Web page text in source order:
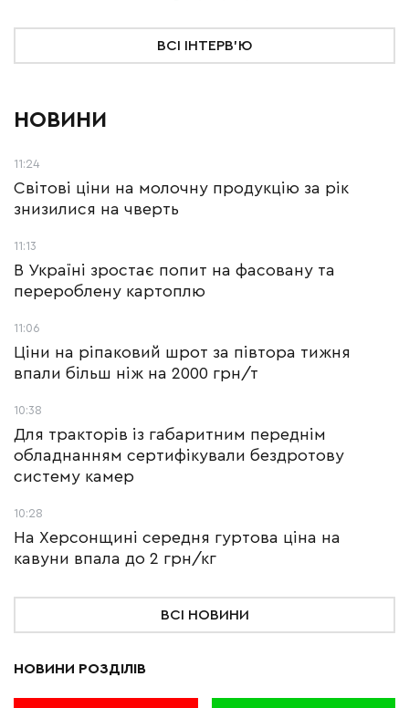
ВСІ ІНТЕРВ'Ю
НОВИНИ
11:24
Світові ціни на молочну продукцію за рік
знизилися на чверть
11:13
В Україні зростає попит на фасовану та
перероблену картоплю
11:06
Ціни на ріпаковий шрот за півтора тижня
впали більш ніж на 2000 грн/т
10:38
Для тракторів із габаритним переднім
обладнанням сертифікували бездротову
систему камер
10:28
На Херсонщині середня гуртова ціна на
кавуни впала до 2 грн/кг
ВСІ НОВИНИ
НОВИНИ РОЗДІЛІВ